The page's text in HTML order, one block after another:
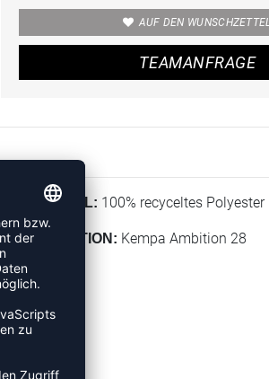
AUF DEN WUNSCHZETTEL
TEAMANFRAGE
MATERIAL: 100% recyceltes Polyester
KOLLEKTION: Kempa Ambition 28